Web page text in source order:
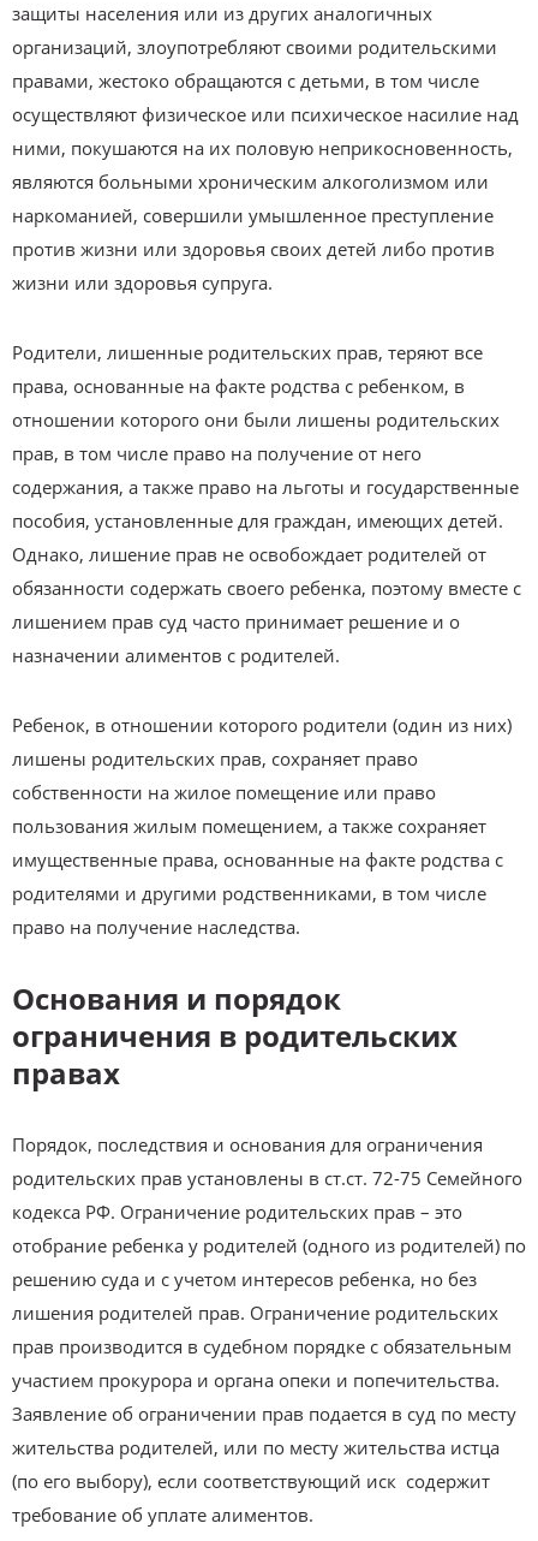
защиты населения или из других аналогичных
организаций, злоупотребляют своими родительскими
правами, жестоко обращаются с детьми, в том числе
осуществляют физическое или психическое насилие над
ними, покушаются на их половую неприкосновенность,
являются больными хроническим алкоголизмом или
наркоманией, совершили умышленное преступление
против жизни или здоровья своих детей либо против
жизни или здоровья супруга.
Родители, лишенные родительских прав, теряют все
права, основанные на факте родства с ребенком, в
отношении которого они были лишены родительских
прав, в том числе право на получение от него
содержания, а также право на льготы и государственные
пособия, установленные для граждан, имеющих детей.
Однако, лишение прав не освобождает родителей от
обязанности содержать своего ребенка, поэтому вместе с
лишением прав суд часто принимает решение и о
назначении алиментов с родителей.
Ребенок, в отношении которого родители (один из них)
лишены родительских прав, сохраняет право
собственности на жилое помещение или право
пользования жилым помещением, а также сохраняет
имущественные права, основанные на факте родства с
родителями и другими родственниками, в том числе
право на получение наследства.
Основания и порядок
ограничения в родительских
правах
Порядок, последствия и основания для ограничения
родительских прав установлены в ст.ст. 72-75 Семейного
кодекса РФ. Ограничение родительских прав – это
отобрание ребенка у родителей (одного из родителей) по
решению суда и с учетом интересов ребенка, но без
лишения родителей прав. Ограничение родительских
прав производится в судебном порядке с обязательным
участием прокурора и органа опеки и попечительства.
Заявление об ограничении прав подается в суд по месту
жительства родителей, или по месту жительства истца
(по его выбору), если соответствующий иск содержит
требование об уплате алиментов.